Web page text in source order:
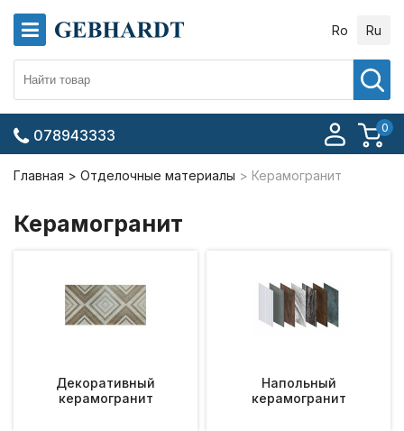
Ro Ru
0
078943333
Главная Отделочные материалы Керамогранит
Керамогранит
Декоративный
керамогранит
Напольный
керамогранит